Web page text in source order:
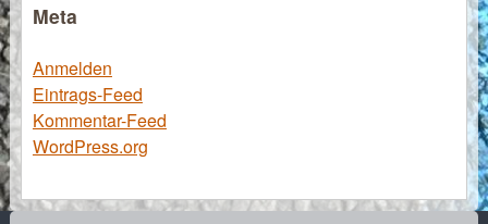
Meta
Anmelden
Eintrags-Feed
Kommentar-Feed
WordPress.org